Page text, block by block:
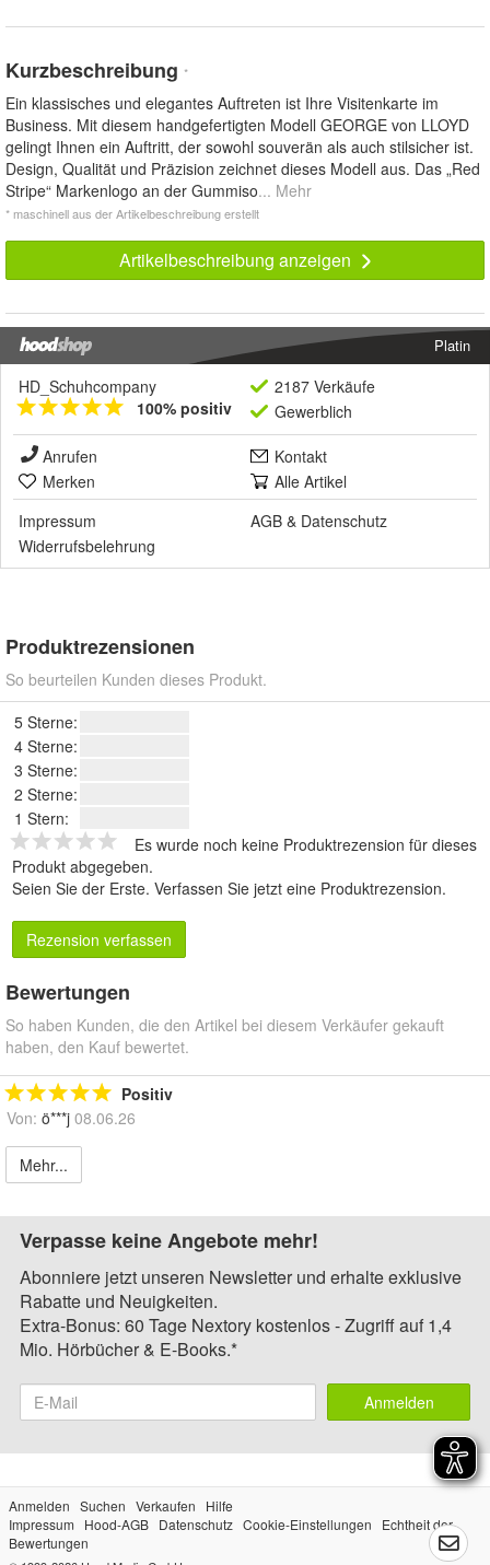
Kurzbeschreibung *
Ein klassisches und elegantes Auftreten ist Ihre Visitenkarte im
Business. Mit diesem handgefertigten Modell GEORGE von LLOYD
gelingt Ihnen ein Auftritt, der sowohl souverän als auch stilsicher ist.
Design, Qualität und Präzision zeichnet dieses Modell aus. Das „Red
Stripe“ Markenlogo an der Gummiso... Mehr
* maschinell aus der Artikelbeschreibung erstellt
Artikelbeschreibung anzeigen
Platin
HD_Schuhcompany
100% positiv
2187 Verkäufe
Gewerblich
Anrufen
Kontakt
Merken
Alle Artikel
Impressum
AGB & Datenschutz
Widerrufsbelehrung
Produktrezensionen
So beurteilen Kunden dieses Produkt.
5 Sterne:
4 Sterne:
3 Sterne:
2 Sterne:
1 Stern:
Es wurde noch keine Produktrezension für dieses
Produkt abgegeben.
Seien Sie der Erste. Verfassen Sie jetzt eine Produktrezension.
Rezension verfassen
Bewertungen
So haben Kunden, die den Artikel bei diesem Verkäufer gekauft
haben, den Kauf bewertet.
Positiv
Von: ö***j 08.06.26
Mehr...
Verpasse keine Angebote mehr!
Abonniere jetzt unseren Newsletter und erhalte exklusive
Rabatte und Neuigkeiten.
Extra-Bonus: 60 Tage Nextory kostenlos - Zugriff auf 1,4
Mio. Hörbücher & E-Books.*
Anmelden
Anmelden Suchen Verkaufen
Hilfe
Impressum
Hood-AGB Datenschutz Cookie-Einstellungen
Echtheit der
Bewertungen